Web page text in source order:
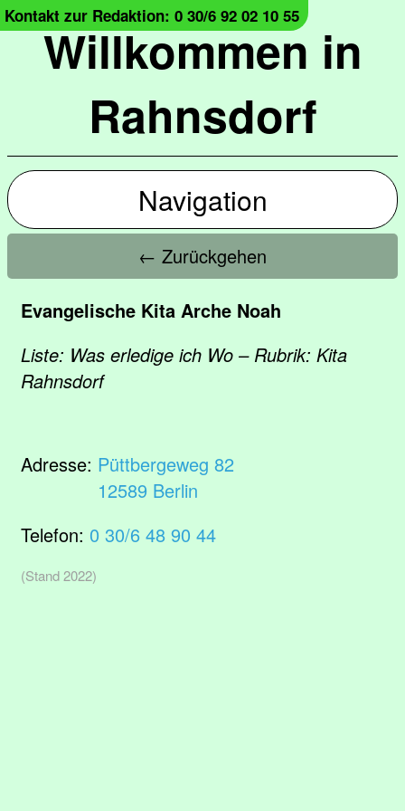
Willkommen in
Rahnsdorf
Kontakt zur Redaktion: 0 30/6 92 02 10 55
Navigation
← Zurückgehen
Evangelische Kita Arche Noah
Liste: Was erledige ich Wo – Rubrik: Kita
Rahnsdorf
Adresse: Püttbergeweg 82
12589 Berlin
Telefon: 0 30/6 48 90 44
(Stand 2022)